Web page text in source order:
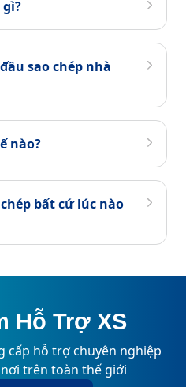
gì?
sao chép nhà
nào?
bất cứ lúc nào
Hỗ Trợ XS
cấp hỗ trợ chuyên nghiệp
trên toàn thế giới